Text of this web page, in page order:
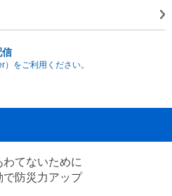
信
をご利用ください。
てないために
防災力アップ